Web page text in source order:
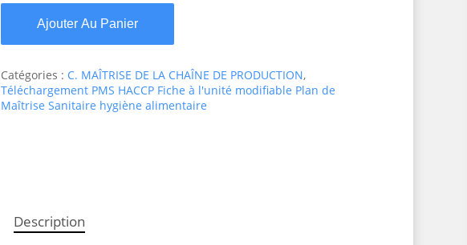
Ajouter Au Panier
Catégories : C. MAÎTRISE DE LA CHAÎNE DE PRODUCTION,
Téléchargement PMS HACCP Fiche à l'unité modifiable Plan de
Maîtrise Sanitaire hygiène alimentaire
Description